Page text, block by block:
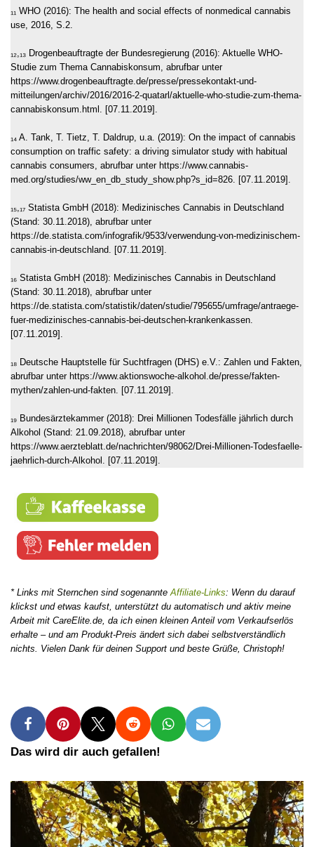
₁₁ WHO (2016): The health and social effects of nonmedical cannabis
use, 2016, S.2.
₁₂,₁₃ Drogenbeauftragte der Bundesregierung (2016): Aktuelle WHO-
Studie zum Thema Cannabiskonsum, abrufbar unter
https://www.drogenbeauftragte.de/presse/pressekontakt-und-
mitteilungen/archiv/2016/2016-2-quatarl/aktuelle-who-studie-zum-thema-
cannabiskonsum.html. [07.11.2019].
₁₄ A. Tank, T. Tietz, T. Daldrup, u.a. (2019): On the impact of cannabis
consumption on traffic safety: a driving simulator study with habitual
cannabis consumers, abrufbar unter https://www.cannabis-
med.org/studies/ww_en_db_study_show.php?s_id=826. [07.11.2019].
₁₅,₁₇ Statista GmbH (2018): Medizinisches Cannabis in Deutschland
(Stand: 30.11.2018), abrufbar unter
https://de.statista.com/infografik/9533/verwendung-von-medizinischem-
cannabis-in-deutschland. [07.11.2019].
₁₆ Statista GmbH (2018): Medizinisches Cannabis in Deutschland
(Stand: 30.11.2018), abrufbar unter
https://de.statista.com/statistik/daten/studie/795655/umfrage/antraege-
fuer-medizinisches-cannabis-bei-deutschen-krankenkassen.
[07.11.2019].
₁₈ Deutsche Hauptstelle für Suchtfragen (DHS) e.V.: Zahlen und Fakten,
abrufbar unter https://www.aktionswoche-alkohol.de/presse/fakten-
mythen/zahlen-und-fakten. [07.11.2019].
₁₉ Bundes­ärzte­kammer (2018): Drei Millionen Todesfälle jährlich durch
Alkohol (Stand: 21.09.2018), abrufbar unter
https://www.aerzteblatt.de/nachrichten/98062/Drei-Millionen-Todesfaelle-
jaehrlich-durch-Alkohol. [07.11.2019].
* Links mit Sternchen sind sogenannte Affiliate-Links: Wenn du darauf
klickst und etwas kaufst, unterstützt du automatisch und aktiv meine
Arbeit mit CareElite.de, da ich einen kleinen Anteil vom Verkaufserlös
erhalte – und am Produkt-Preis ändert sich dabei selbstverständlich
nichts. Vielen Dank für deinen Support und beste Grüße, Christoph!
Das wird dir auch gefallen!